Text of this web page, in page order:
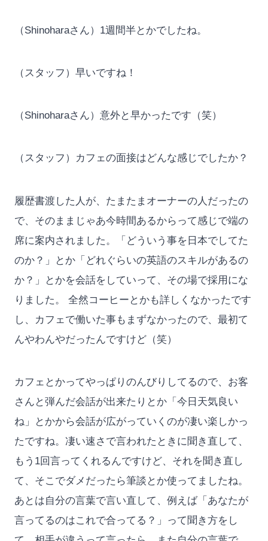
（Shinoharaさん）1週間半とかでしたね。
（スタッフ）早いですね！
（Shinoharaさん）意外と早かったです（笑）
（スタッフ）カフェの面接はどんな感じでしたか？
履歴書渡した人が、たまたまオーナーの人だったの
で、そのままじゃあ今時間あるからって感じで端の
席に案内されました。「どういう事を日本でしてた
のか？」とか「どれぐらいの英語のスキルがあるの
か？」とかを会話をしていって、その場で採用にな
りました。 全然コーヒーとかも詳しくなかったです
し、カフェで働いた事もまずなかったので、最初て
んやわんやだったんですけど（笑）
カフェとかってやっぱりのんびりしてるので、お客
さんと弾んだ会話が出来たりとか「今日天気良い
ね」とかから会話が広がっていくのが凄い楽しかっ
たですね。凄い速さで言われたときに聞き直して、
もう1回言ってくれるんですけど、それを聞き直し
て、そこでダメだったら筆談とか使ってましたね。
あとは自分の言葉で言い直して、例えば「あなたが
言ってるのはこれで合ってる？」って聞き方をし